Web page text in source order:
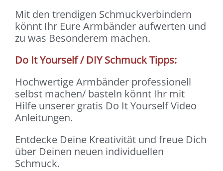
Mit den trendigen Schmuckverbindern
könnt Ihr Eure Armbänder aufwerten und
zu was Besonderem machen.
Do It Yourself / DIY Schmuck Tipps:
Hochwertige Armbänder professionell
selbst machen/ basteln könnt Ihr mit
Hilfe unserer gratis Do It Yourself Video
Anleitungen.
Entdecke Deine Kreativität und freue Dich
über Deinen neuen individuellen
Schmuck.